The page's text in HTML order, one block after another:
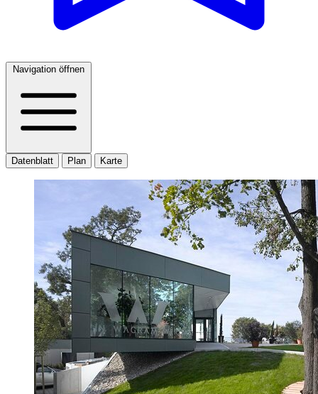
Navigation öffnen
Datenblatt Plan Karte